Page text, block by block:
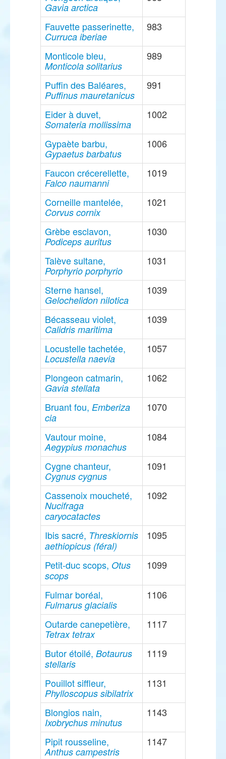
Gavia arctica
Fauvette passerinette,
Curruca iberiae
983
Monticole bleu,
Monticola solitarius
989
Puffin des Baléares,
Puffinus mauretanicus
991
Eider à duvet,
Somateria mollissima
1002
Gypaète barbu,
Gypaetus barbatus
1006
Faucon crécerellette,
Falco naumanni
1019
Corneille mantelée,
Corvus cornix
1021
Grèbe esclavon,
Podiceps auritus
1030
Talève sultane,
Porphyrio porphyrio
1031
Sterne hansel,
Gelochelidon nilotica
1039
Bécasseau violet,
Calidris maritima
1039
Locustelle tachetée,
Locustella naevia
1057
Plongeon catmarin,
Gavia stellata
1062
Bruant fou, Emberiza
cia
1070
Vautour moine,
Aegypius monachus
1084
Cygne chanteur,
Cygnus cygnus
1091
Cassenoix moucheté,
Nucifraga
caryocatactes
1092
Ibis sacré, Threskiornis
aethiopicus (féral)
1095
Petit-duc scops, Otus
scops
1099
Fulmar boréal,
Fulmarus glacialis
1106
Outarde canepetière,
Tetrax tetrax
1117
Butor étoilé, Botaurus
stellaris
1119
Pouillot siffleur,
Phylloscopus sibilatrix
1131
Blongios nain,
Ixobrychus minutus
1143
Pipit rousseline,
Anthus campestris
1147